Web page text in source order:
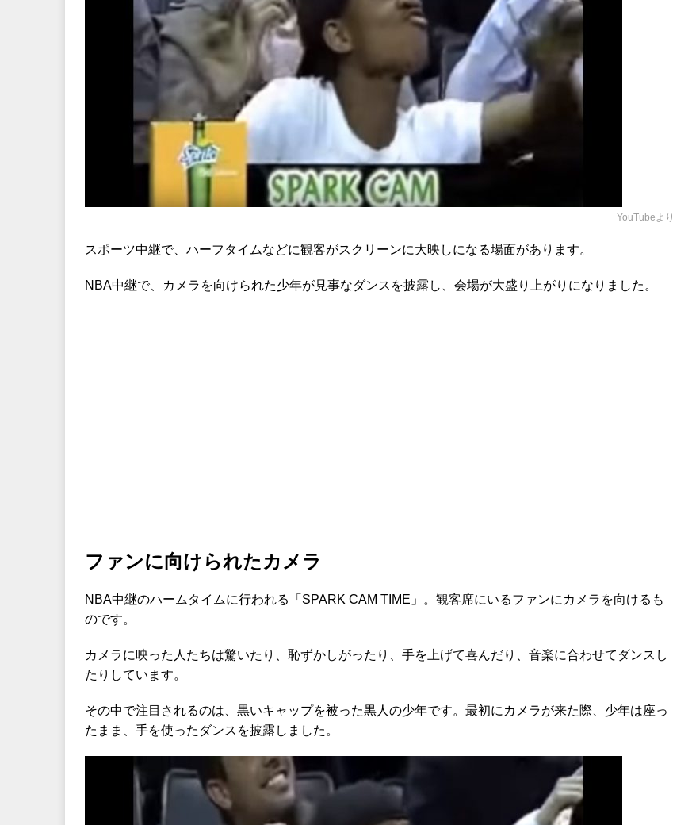
YouTubeより
スポーツ中継で、ハーフタイムなどに観客がスクリーンに大映しになる場面があります。
NBA中継で、カメラを向けられた少年が見事なダンスを披露し、会場が大盛り上がりになりました。
ファンに向けられたカメラ
NBA中継のハームタイムに行われる「SPARK CAM TIME」。観客席にいるファンにカメラを向けるも
のです。
カメラに映った人たちは驚いたり、恥ずかしがったり、手を上げて喜んだり、音楽に合わせてダンスし
たりしています。
その中で注目されるのは、黒いキャップを被った黒人の少年です。最初にカメラが来た際、少年は座っ
たまま、手を使ったダンスを披露しました。